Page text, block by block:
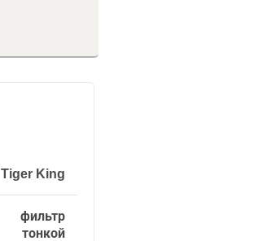
Tiger King
фильтр
тонкой